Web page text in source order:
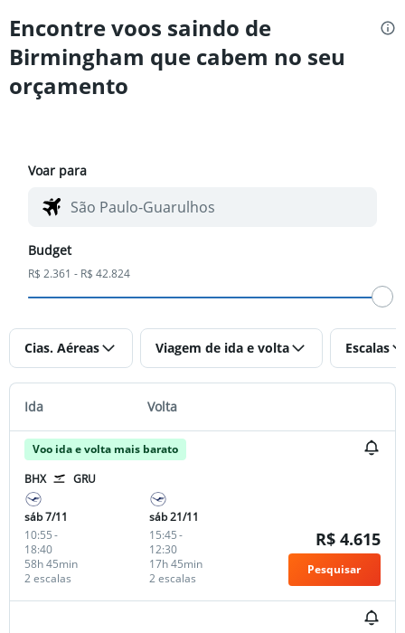
Encontre voos saindo de
Birmingham que cabem no seu
orçamento
Voar para
Budget
R$ 2.361 - R$ 42.824
Cias. Aéreas Viagem de ida e volta Escalas
Ida Volta
Voo ida e volta mais barato
BHX
GRU
sáb 7/11
10:55-
18:40
2 escalas
58h 45min
sáb 21/11
15:45-
12:30
2 escalas
17h 45min
R$ 4.615
Pesquisar